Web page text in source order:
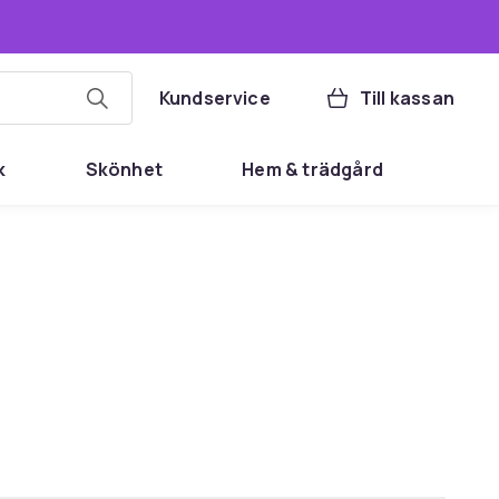
Kundservice Till kassan
Skönhet Hem & trädgård